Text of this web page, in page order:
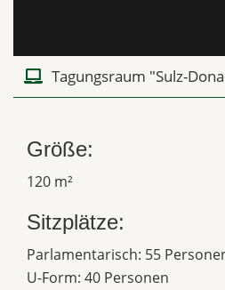
Tagungsraum "Sulz-
Größe:
120 m²
Sitzplätze:
Parlamentarisch: 55
U-Form: 40 Personen